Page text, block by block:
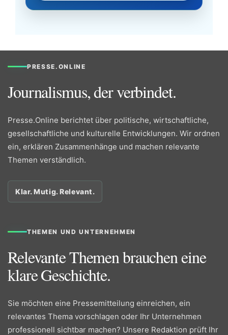
PRESSE.ONLINE
Journalismus, der verbindet.
Presse.Online berichtet über politische, wirtschaftliche,
gesellschaftliche und kulturelle Entwicklungen. Wir ordnen
ein, erklären Zusammenhänge und machen relevante
Themen verständlich.
Klar. Mutig. Relevant.
THEMEN UND UNTERNEHMEN
Relevante Themen brauchen eine
klare Geschichte.
Sie möchten eine Pressemitteilung einreichen, ein
relevantes Thema vorschlagen oder Ihr Unternehmen
professionell sichtbar machen? Unsere Redaktion prüft Ihr